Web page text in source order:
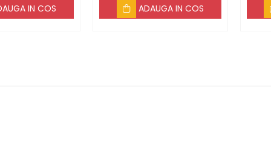
de
20 m, 8
IN COS ADAUGA IN COS